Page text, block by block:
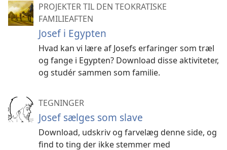
PROJEKTER TIL DEN TEOKRATISKE
FAMILIEAFTEN
Josef i Egypten
Hvad kan vi lære af Josefs erfaringer som træl
og fange i Egypten? Download disse aktiviteter,
og studér sammen som familie.
TEGNINGER
Josef sælges som slave
Download, udskriv og farvelæg denne side, og
find to ting der ikke stemmer med